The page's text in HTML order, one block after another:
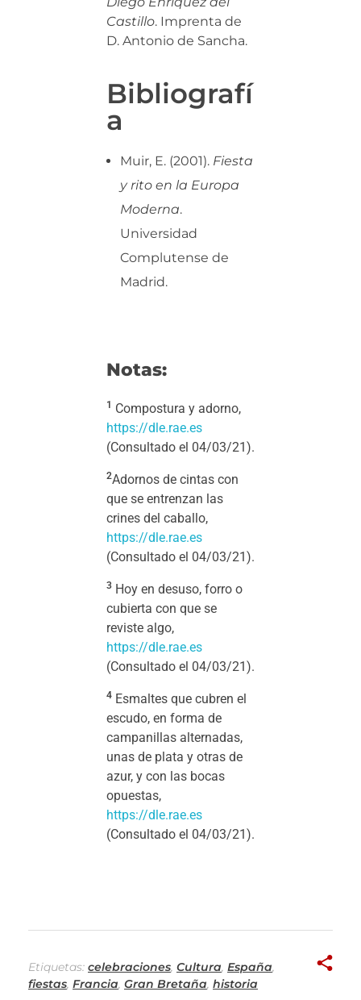
Castillo. Imprenta de
D. Antonio de Sancha.
Bibliografí
a
Muir, E. (2001). Fiesta
y rito en la Europa
Moderna.
Universidad
Complutense de
Madrid.
Notas:
1 Compostura y adorno,
https://dle.rae.es
(Consultado el 04/03/21).
2Adornos de cintas con
que se entrenzan las
crines del caballo,
https://dle.rae.es
(Consultado el 04/03/21).
3Hoy en desuso, forro o
cubierta con que se
reviste algo,
https://dle.rae.es
(Consultado el 04/03/21).
4Esmaltes que cubren el
escudo, en forma de
campanillas alternadas,
unas de plata y otras de
azur, y con las bocas
opuestas,
https://dle.rae.es
(Consultado el 04/03/21).
Etiquetas: celebraciones, Cultura, España,
fiestas, Francia, Gran Bretaña, historia